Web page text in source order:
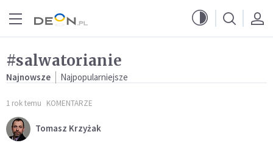
#salwatorianie
Najnowsze Najpopularniejsze
1 rok temu KOMENTARZE
Tomasz Krzyżak